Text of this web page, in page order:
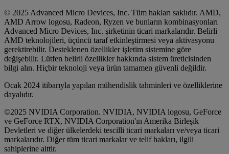
© 2025 Advanced Micro Devices, Inc. Tüm hakları saklıdır. AMD,
AMD Arrow logosu, Radeon, Ryzen ve bunların kombinasyonları
Advanced Micro Devices, Inc. şirketinin ticari markalarıdır. Belirli
AMD teknolojileri, üçüncü taraf etkinleştirmesi veya aktivasyonu
gerektirebilir. Desteklenen özellikler işletim sistemine göre
değişebilir. Lütfen belirli özellikler hakkında sistem üreticisinden
bilgi alın. Hiçbir teknoloji veya ürün tamamen güvenli değildir.
Ocak 2024 itibarıyla yapılan mühendislik tahminleri ve özelliklerine
dayalıdır.
©2025 NVIDIA Corporation. NVIDIA, NVIDIA logosu, GeForce
ve GeForce RTX, NVIDIA Corporation'ın Amerika Birleşik
Devletleri ve diğer ülkelerdeki tescilli ticari markaları ve/veya ticari
markalarıdır. Diğer tüm ticari markalar ve telif hakları, ilgili
sahiplerine aittir.